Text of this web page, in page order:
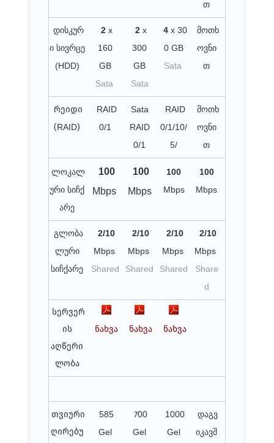
თ
დისკურ
ი სივრცე
(HDD)
2x
160
GB
Sata
2x
300
GB
Sata
4x 30
0 GB
Sata
მოთხ
ოვნი
თ
რეიდი
(RAID)
RAID
0/1
Sata
RAID
0/1
RAID
0/1/10/
5/
მოთხ
ოვნი
თ
ლოკალ
ური სიჩქ
არე
100
Mbps
100
Mbps
100
Mbps
100
Mbps
გლობა
ლური
სიჩქარე
2/10
Mbps
Shared
2/10
Mbps
Shared
2/10
Mbps
Shared
2/10
Mbps
Share
d
სერვერ
ის
აღწერი
ლობა
ნახვა ნახვა ნახვა
თვიური
ღირებუ
585
Gel
700
Gel
1000
Gel
დაგვ
იკავშ